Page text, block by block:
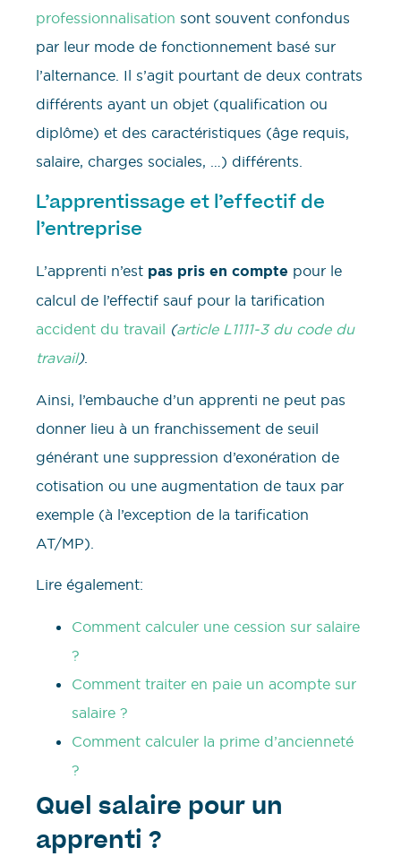
professionnalisation sont souvent confondus
par leur mode de fonctionnement basé sur
l’alternance. Il s’agit pourtant de deux contrats
différents ayant un objet (qualification ou
diplôme) et des caractéristiques (âge requis,
salaire, charges sociales, …) différents.
L’apprentissage et l’effectif de
l’entreprise
L’apprenti n’est pas pris en compte pour le
calcul de l’effectif sauf pour la tarification
accident du travail (article L1111-3 du code du
travail).
Ainsi, l’embauche d’un apprenti ne peut pas
donner lieu à un franchissement de seuil
générant une suppression d’exonération de
cotisation ou une augmentation de taux par
exemple (à l’exception de la tarification
AT/MP).
Lire également:
Comment calculer une cession sur salaire
?
Comment traiter en paie un acompte sur
salaire ?
Comment calculer la prime d’ancienneté
?
Quel salaire pour un
apprenti ?